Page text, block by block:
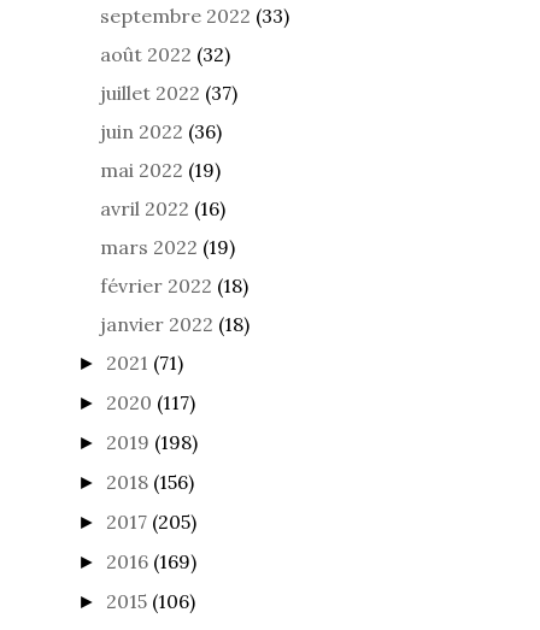
septembre 2022 (33)
août 2022 (32)
juillet 2022 (37)
juin 2022 (36)
mai 2022 (19)
avril 2022 (16)
mars 2022 (19)
février 2022 (18)
janvier 2022 (18)
► 2021 (71)
► 2020 (117)
► 2019 (198)
► 2018 (156)
► 2017 (205)
► 2016 (169)
► 2015 (106)